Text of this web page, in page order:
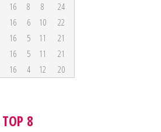
16 8 8
24
16 6 10
22
16 5 11
21
16 5 11
21
16 4 12 20
8